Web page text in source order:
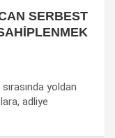
SERBEST
yoldan
adliye